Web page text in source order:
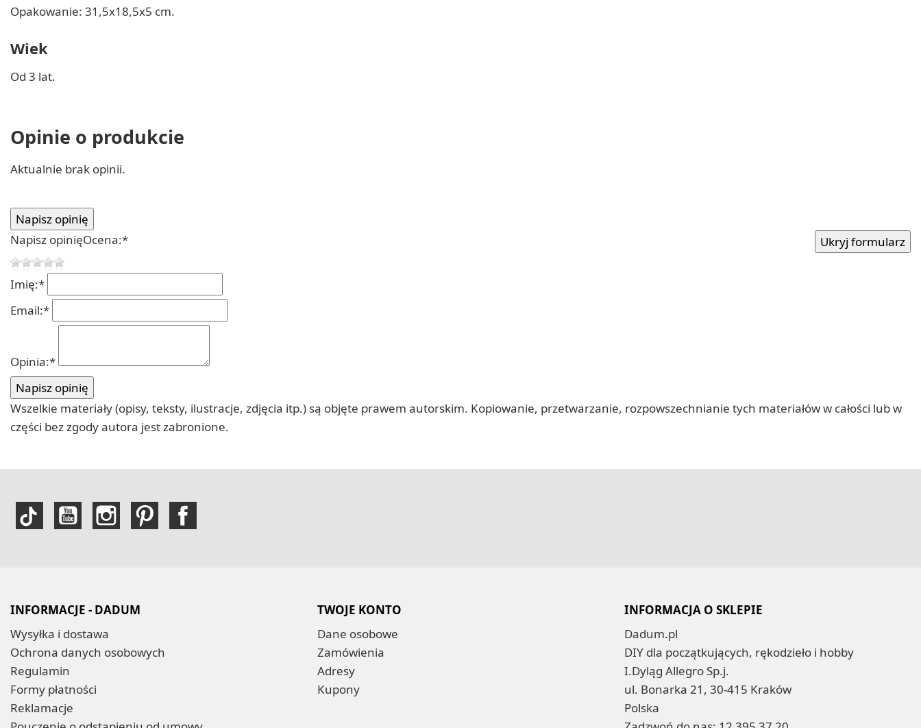
Opakowanie: 31,5x18,5x5 cm.
Wiek
Od 3 lat.
Opinie o produkcie
Aktualnie brak opinii.
Napisz opinięOcena:*
Imię:*
Email:*
Opinia:*
Wszelkie materiały (opisy, teksty, ilustracje, zdjęcia itp.) są objęte prawem autorskim. Kopiowanie, przetwarzanie, rozpowszechnianie tych materiałów w całości lub w
części bez zgody autora jest zabronione.
INFORMACJE - DADUM
Wysyłka i dostawa
Ochrona danych osobowych
Regulamin
Formy płatności
Reklamacje
TWOJE KONTO
Dane osobowe
Zamówienia
Adresy
Kupony
INFORMACJA O SKLEPIE
Dadum.pl
DIY dla początkujących, rękodzieło i hobby
I.Dyląg Allegro Sp.j.
ul. Bonarka 21, 30-415 Kraków
Polska